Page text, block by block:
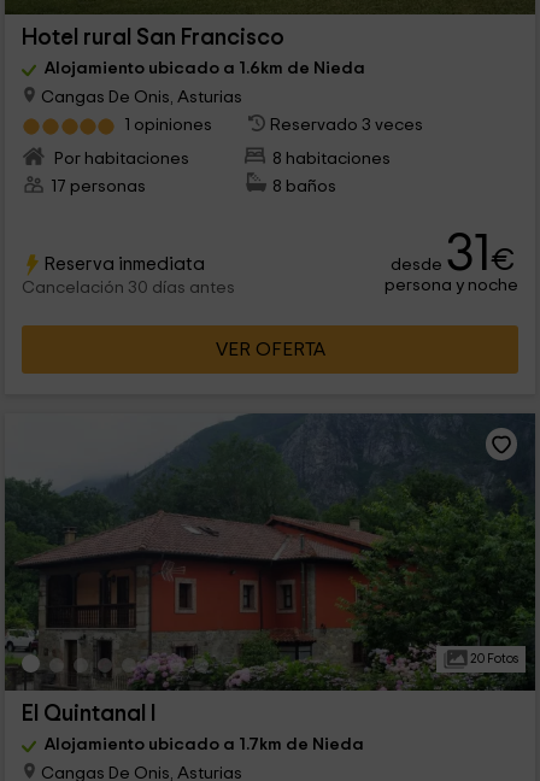
Hotel rural San Francisco
Alojamiento ubicado a 1.6km de Nieda
Cangas De Onis, Asturias
1 opiniones
Reservado 3 veces
Por habitaciones
8 habitaciones
17 personas
8 baños
Reserva inmediata
Cancelación 30 días antes
desde 31€
persona y noche
VER OFERTA
20 Fotos
El Quintanal I
Alojamiento ubicado a 1.7km de Nieda
Cangas De Onis, Asturias